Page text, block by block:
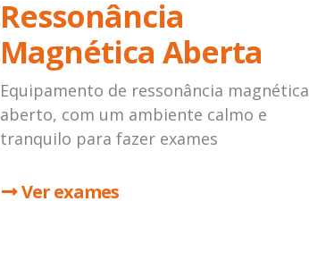
Ressonância
Magnética Aberta
Equipamento de ressonância magnética
aberto, com um ambiente calmo e
tranquilo para fazer exames
Ver exames